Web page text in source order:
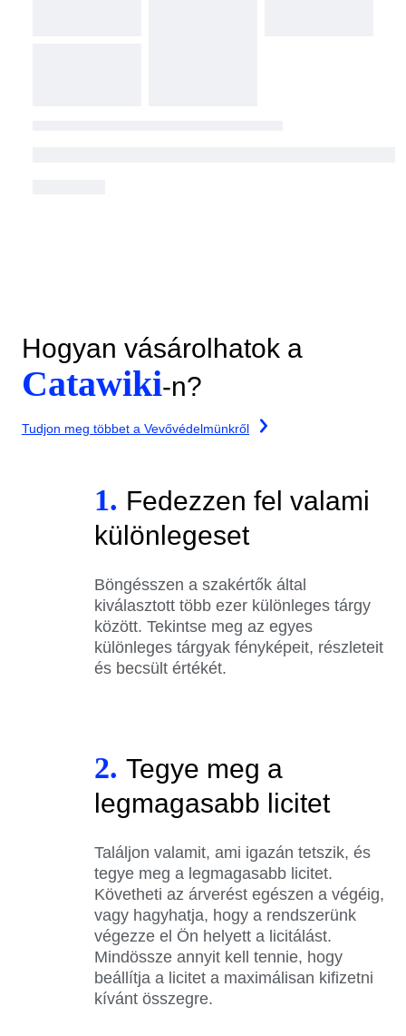
Hogyan vásárolhatok a
Catawiki-n?
Tudjon meg többet a Vevővédelmünkről
1. Fedezzen fel valami
különlegeset
Böngésszen a szakértők által
kiválasztott több ezer különleges tárgy
között. Tekintse meg az egyes
különleges tárgyak fényképeit, részleteit
és becsült értékét.
2. Tegye meg a
legmagasabb licitet
Találjon valamit, ami igazán tetszik, és
tegye meg a legmagasabb licitet.
Követheti az árverést egészen a végéig,
vagy hagyhatja, hogy a rendszerünk
végezze el Ön helyett a licitálást.
Mindössze annyit kell tennie, hogy
beállítja a licitet a maximálisan kifizetni
kívánt összegre.